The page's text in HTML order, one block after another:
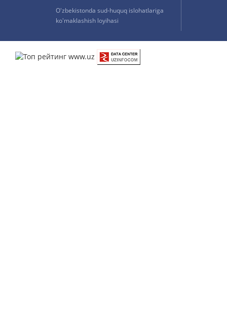
O'zbekistonda sud-huquq islohatlariga
ko'maklashish loyihasi